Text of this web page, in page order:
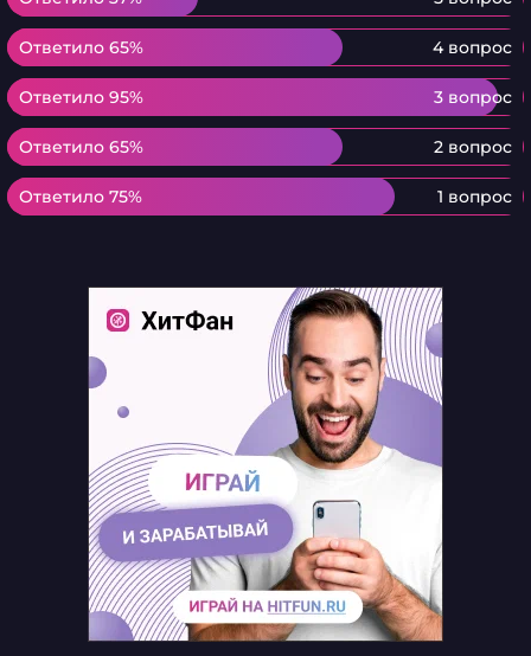
Ответило 65% 4 вопрос
Ответило 65%
Ответило 95% 3 вопрос
Ответило 95%
Ответило 65% 2 вопрос
Ответило 65%
Ответило 75% 1 вопрос
Ответило 75%